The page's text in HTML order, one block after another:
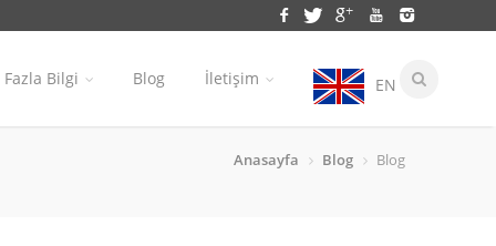
Fazla Bilgi Blog İletişim EN
Anasayfa Blog Blog